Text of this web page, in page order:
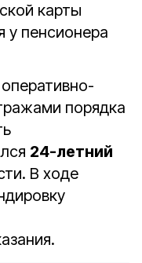
карты
у пенсионера
порядка
24-летний
В ходе